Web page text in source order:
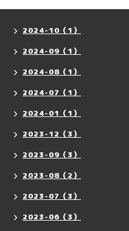
2024-10（1）
2024-09（1）
2024-08（1）
2024-07（1）
2024-01（1）
2023-12（3）
2023-09（3）
2023-08（2）
2023-07（3）
2023-06（3）